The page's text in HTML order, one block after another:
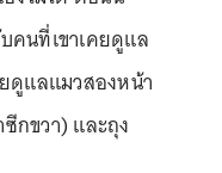
คนที่เขาเคยดูแล
ดูแลแมวสองหน้า
กขวา) และถุง